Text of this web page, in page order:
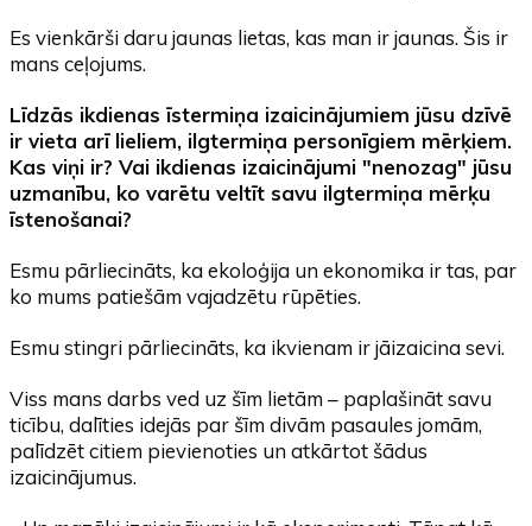
Es vienkārši daru jaunas lietas, kas man ir jaunas. Šis ir
mans ceļojums.
Līdzās ikdienas īstermiņa izaicinājumiem jūsu dzīvē
ir vieta arī lieliem, ilgtermiņa personīgiem mērķiem.
Kas viņi ir? Vai ikdienas izaicinājumi "nenozag" jūsu
uzmanību, ko varētu veltīt savu ilgtermiņa mērķu
īstenošanai?
Esmu pārliecināts, ka ekoloģija un ekonomika ir tas, par
ko mums patiešām vajadzētu rūpēties.
Esmu stingri pārliecināts, ka ikvienam ir jāizaicina sevi.
Viss mans darbs ved uz šīm lietām – paplašināt savu
ticību, dalīties idejās par šīm divām pasaules jomām,
palīdzēt citiem pievienoties un atkārtot šādus
izaicinājumus.